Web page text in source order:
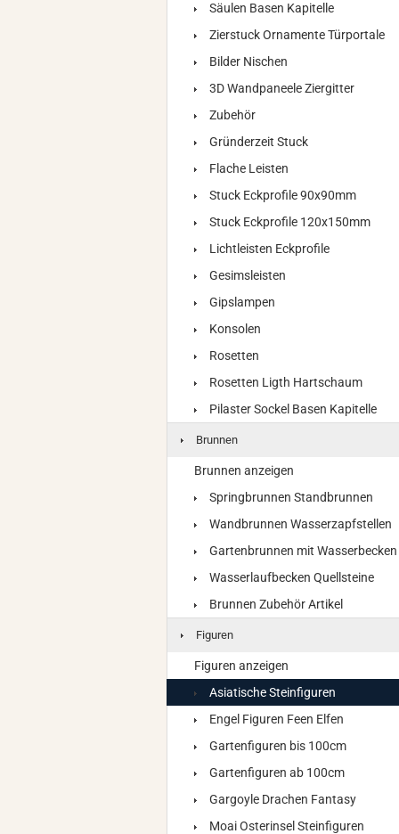
Säulen Basen Kapitelle
Zierstuck Ornamente Türportale
Bilder Nischen
3D Wandpaneele Ziergitter
Zubehör
Gründerzeit Stuck
Flache Leisten
Stuck Eckprofile 90x90mm
Stuck Eckprofile 120x150mm
Lichtleisten Eckprofile
Gesimsleisten
Gipslampen
Konsolen
Rosetten
Rosetten Ligth Hartschaum
Pilaster Sockel Basen Kapitelle
Brunnen
Brunnen anzeigen
Springbrunnen Standbrunnen
Wandbrunnen Wasserzapfstellen
Gartenbrunnen mit Wasserbecken
Wasserlaufbecken Quellsteine
Brunnen Zubehör Artikel
Figuren
Figuren anzeigen
Asiatische Steinfiguren
Engel Figuren Feen Elfen
Gartenfiguren bis 100cm
Gartenfiguren ab 100cm
Gargoyle Drachen Fantasy
Moai Osterinsel Steinfiguren